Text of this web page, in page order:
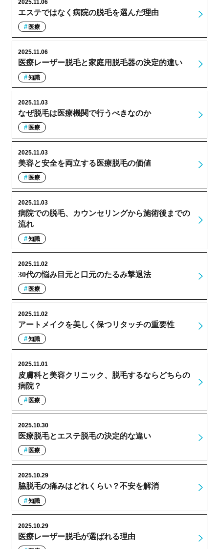
エステではなく病院の脱毛を選んだ理由
2025.11.06
医療
医療レーザー脱毛と家庭用脱毛器の決定的違い
2025.11.06
知識
なぜ脱毛は医療機関で行うべきなのか
2025.11.03
医療
美容と安全を両立する医療脱毛の価値
2025.11.03
医療
病院での脱毛、カウンセリングから施術後までの
流れ
2025.11.03
知識
30代の悩み目元と口元のたるみ撃退法
2025.11.02
医療
アートメイクを美しく保つリタッチの重要性
2025.11.02
知識
皮膚科と美容クリニック、脱毛するならどちらの
病院？
2025.11.01
医療
医療脱毛とエステ脱毛の決定的な違い
2025.10.30
医療
脇脱毛の痛みはどれくらい？不安を解消
2025.10.29
知識
医療レーザー脱毛が選ばれる理由
2025.10.29